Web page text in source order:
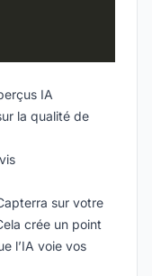
IA
la qualité de
sur votre
crée un point
l’IA voie vos